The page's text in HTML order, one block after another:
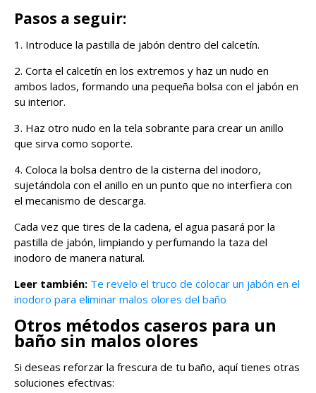
Pasos a seguir:
1. Introduce la pastilla de jabón dentro del calcetín.
2. Corta el calcetín en los extremos y haz un nudo en
ambos lados, formando una pequeña bolsa con el jabón en
su interior.
3. Haz otro nudo en la tela sobrante para crear un anillo
que sirva como soporte.
4. Coloca la bolsa dentro de la cisterna del inodoro,
sujetándola con el anillo en un punto que no interfiera con
el mecanismo de descarga.
Cada vez que tires de la cadena, el agua pasará por la
pastilla de jabón, limpiando y perfumando la taza del
inodoro de manera natural.
Leer también: Te revelo el truco de colocar un jabón en el
inodoro para eliminar malos olores del baño
Otros métodos caseros para un
baño sin malos olores
Si deseas reforzar la frescura de tu baño, aquí tienes otras
soluciones efectivas: